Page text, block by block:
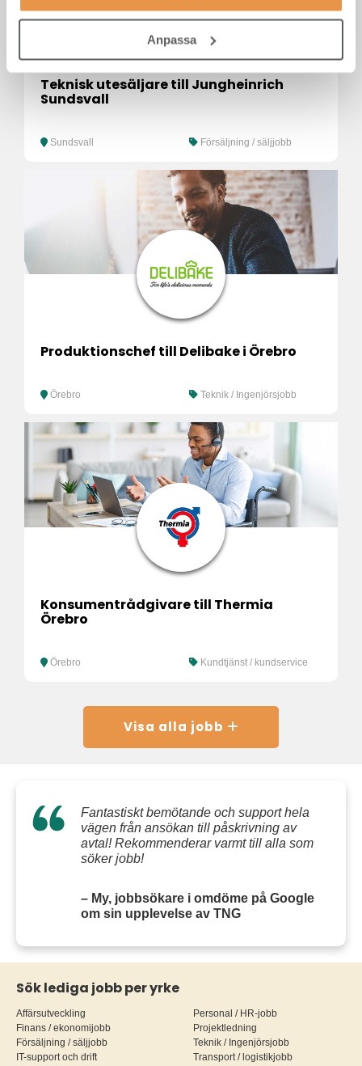
Anpassa
Teknisk utesäljare till Jungheinrich
Sundsvall
Sundsvall Försäljning / säljjobb
Produktionschef till Delibake i Örebro
Örebro Teknik / Ingenjörsjobb
Konsumentrådgivare till Thermia
Örebro
Örebro Kundtjänst / kundservice
Visa alla jobb
Fantastiskt bemötande och support hela
vägen från ansökan till påskrivning av
avtal! Rekommenderar varmt till alla som
söker jobb!
– My, jobbsökare i omdöme på Google
om sin upplevelse av TNG
Sök lediga jobb per yrke
Affärsutveckling
Finans / ekonomijobb
Försäljning / säljjobb
IT-support och drift
Personal / HR-jobb
Projektledning
Teknik / Ingenjörsjobb
Transport / logistikjobb